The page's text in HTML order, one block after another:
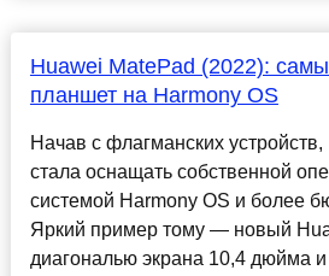
Huawei MatePad (2022):
планшет на Harmony OS
Начав с флагманских
стала оснащать собственной
системой Harmony OS и более
Яркий пример тому — новый
диагональю экрана 10,4 дюйма